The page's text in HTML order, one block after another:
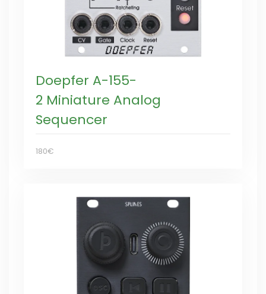
Doepfer A-155-
2 Miniature Analog
Sequencer
180€